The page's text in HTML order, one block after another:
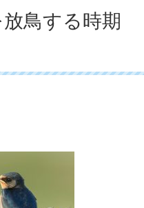
鳥する時期